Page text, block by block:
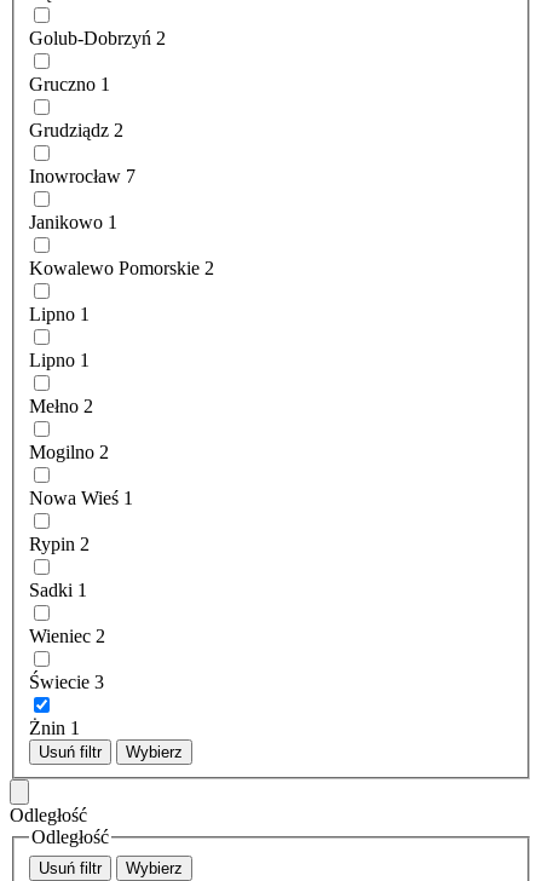
Golub-Dobrzyń 2
Gruczno 1
Grudziądz 2
Inowrocław 7
Janikowo 1
Kowalewo Pomorskie 2
Lipno 1
Lipno 1
Mełno 2
Mogilno 2
Nowa Wieś 1
Rypin 2
Sadki 1
Wieniec 2
Świecie 3
Żnin 1
Usuń filtr Wybierz
Odległość
Odległość
Usuń filtr Wybierz